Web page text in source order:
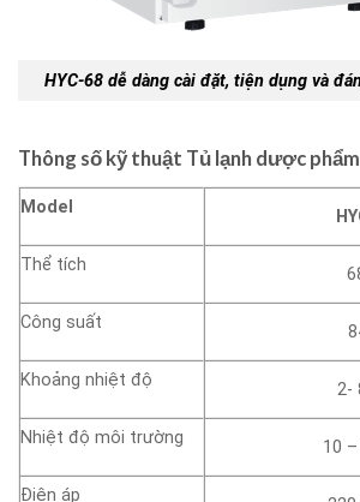
HYC-68 dễ dàng cài đặt, tiện dụng và
Thông số kỹ thuật Tủ lạnh dược phẩm
Model
Thể tích
Công suất
Khoảng nhiệt độ 2-
Nhiệt độ môi trường 10
Điện áp